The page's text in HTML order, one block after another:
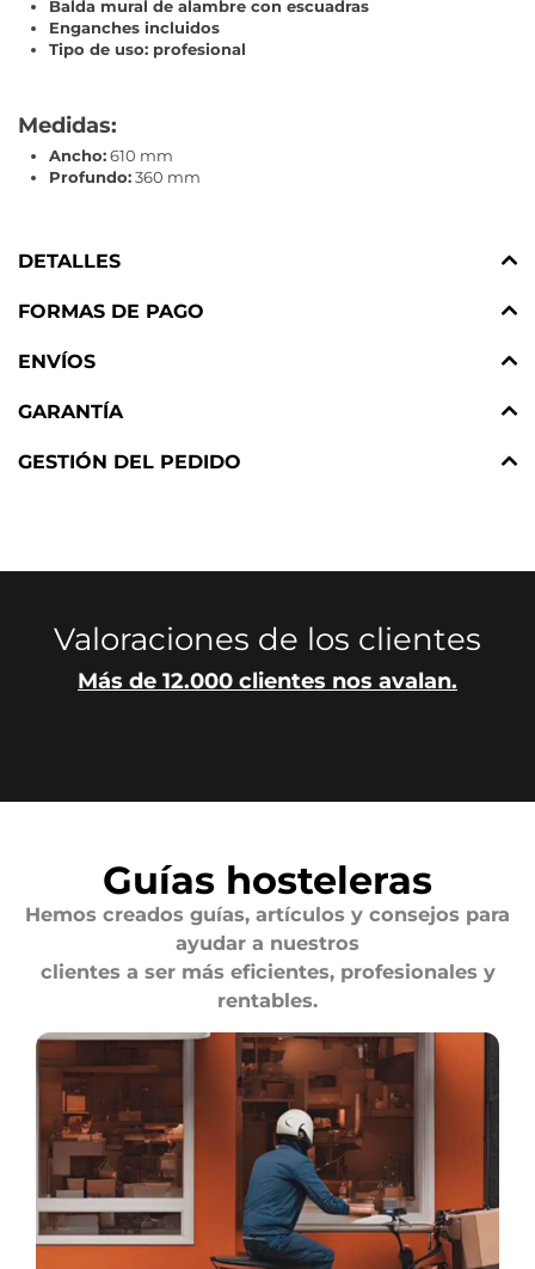
Balda mural de alambre con escuadras
Enganches incluidos
Tipo de uso: profesional
Medidas:
Ancho:610 mm
Profundo:360 mm
DETALLES
FORMAS DE PAGO
ENVÍOS
GARANTÍA
GESTIÓN DEL PEDIDO
Valoraciones de los clientes
Más de 12.000 clientes nos avalan.
Guías hosteleras
Hemos creados guías, artículos y consejos para
ayudar a nuestros
clientes a ser más eficientes, profesionales y
rentables.